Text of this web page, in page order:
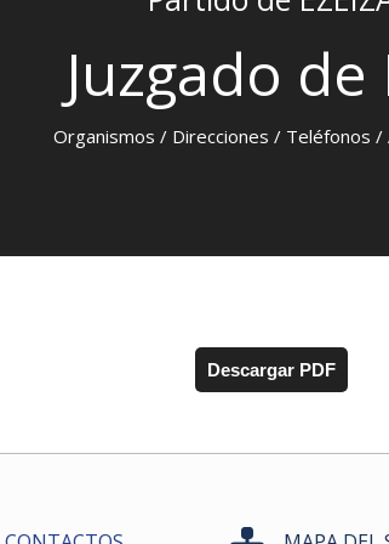
Juzgado de
Organismos / Direcciones / Teléfonos /
Descargar PDF